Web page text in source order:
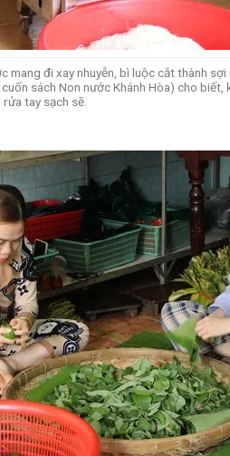
mang đi xay nhuyễn, bì luộc cắt thành
sách Non nước Khánh Hòa) cho
tay sạch sẽ.